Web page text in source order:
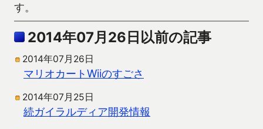
す。
2014年07月26日以前の記事
2014年07月26日
マリオカートWiiのすごさ
2014年07月25日
続ガイラルディア開発情報